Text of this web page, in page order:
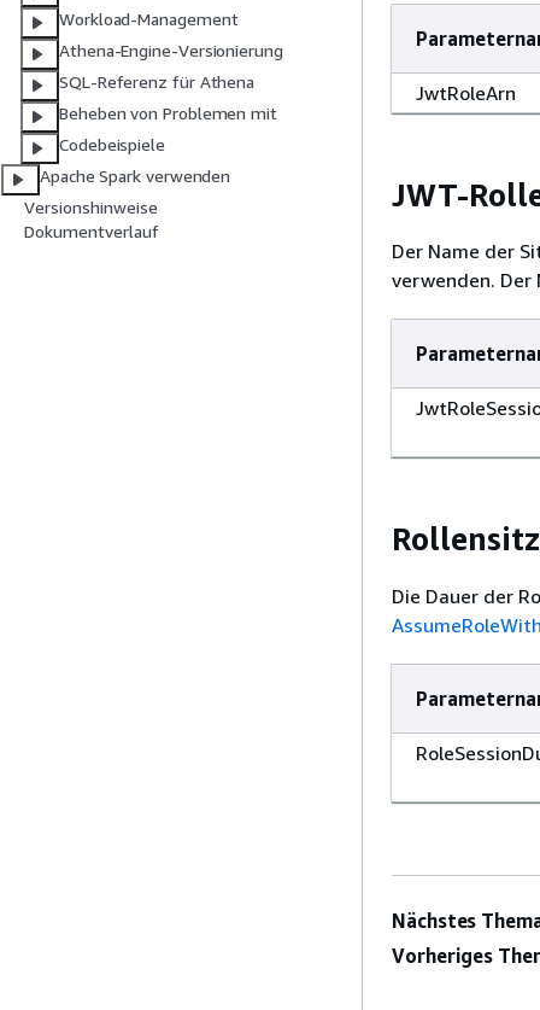
Workload-Management
Athena-Engine-Versionierung
SQL-Referenz für Athena
Beheben von Problemen mit
Codebeispiele
Apache Spark verwenden
Versionshinweise
Dokumentverlauf
JwtRoleArn
JWT-
Der Name der
verwenden. Der
Die Dauer der
Nächstes
Vorheriges